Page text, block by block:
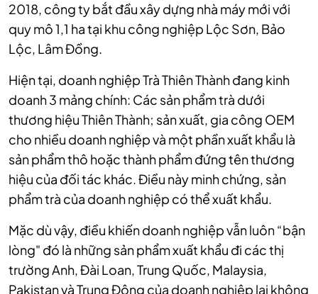
2018, công ty bắt đầu xây dựng nhà máy mới với
quy mô 1,1 ha tại khu công nghiệp Lộc Sơn, Bảo
Lộc, Lâm Đồng.
Hiện tại, doanh nghiệp Trà Thiên Thành đang kinh
doanh 3 mảng chính: Các sản phẩm trà dưới
thương hiệu Thiên Thành; sản xuất, gia công OEM
cho nhiều doanh nghiệp và một phần xuất khẩu là
sản phẩm thô hoặc thành phẩm đứng tên thương
hiệu của đối tác khác. Điều này minh chứng, sản
phẩm trà của doanh nghiệp có thể xuất khẩu.
Mặc dù vậy, điều khiến doanh nghiệp vẫn luôn “bận
lòng" đó là những sản phẩm xuất khẩu đi các thị
trường Anh, Đài Loan, Trung Quốc, Malaysia,
Pakistan và Trung Đông của doanh nghiệp lại không